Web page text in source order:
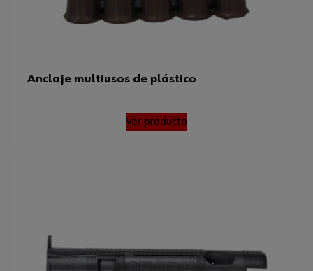
Anclaje multiusos de plástico
Ver producto